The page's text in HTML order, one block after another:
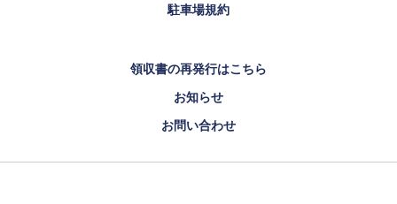
駐車場規約
領収書の再発行はこちら
お知らせ
お問い合わせ